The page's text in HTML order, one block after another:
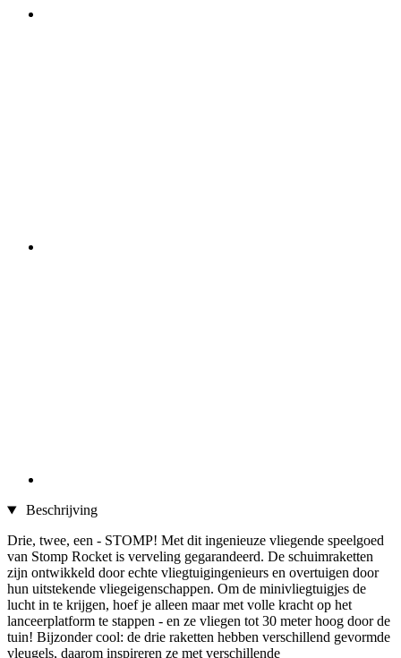
Beschrijving
Drie, twee, een - STOMP! Met dit ingenieuze vliegende speelgoed
van Stomp Rocket is verveling gegarandeerd. De schuimraketten
zijn ontwikkeld door echte vliegtuigingenieurs en overtuigen door
hun uitstekende vliegeigenschappen. Om de minivliegtuigjes de
lucht in te krijgen, hoef je alleen maar met volle kracht op het
lanceerplatform te stappen - en ze vliegen tot 30 meter hoog door de
tuin! Bijzonder cool: de drie raketten hebben verschillend gevormde
vleugels, daarom inspireren ze met verschillende